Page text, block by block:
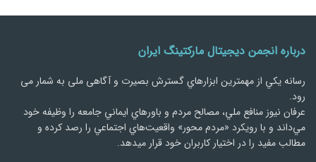
درباره انجمن دیجیتال مارکتینگ ایران
رسانه يكي از مهمترین ابزارهاي گسترش بصیرت و آگاهی ملی به شمار می
رود.
عرفان نیوز منافع ملي، مصالح مردم و باورهاي ايماني جامعه را وظيفه خود
مي‌داند و با رويكرد «مردم‌ محور» واقعيت‌هاي اجتماعي را رصد کرده و
مطالب مفید را در اختیار کاربران خود قرار میدهد.